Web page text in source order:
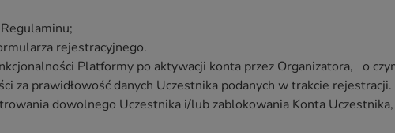
rejestracyjnego.
Platformy po aktywacji konta przez Organizatora, o
za prawidłowość danych Uczestnika podanych w trakcie rejestracji.
dowolnego Uczestnika i/lub zablokowania Konta